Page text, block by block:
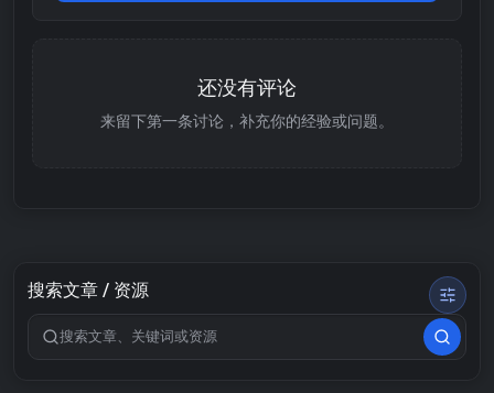
还没有评论
来留下第一条讨论，补充你的经验或问题。
搜索文章 / 资源
搜索关键词